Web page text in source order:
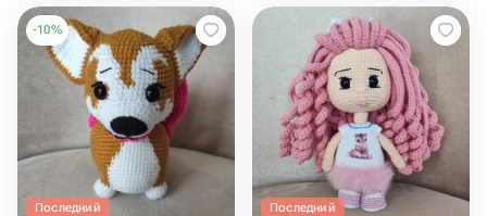
-10%
Последний Последний